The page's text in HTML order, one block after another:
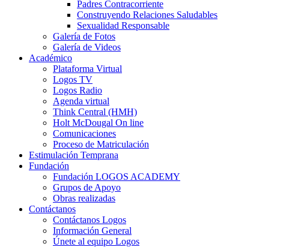
Padres Contracorriente
Construyendo Relaciones Saludables
Sexualidad Responsable
Galería de Fotos
Galería de Videos
Académico
Plataforma Virtual
Logos TV
Logos Radio
Agenda virtual
Think Central (HMH)
Holt McDougal On line
Comunicaciones
Proceso de Matriculación
Estimulación Temprana
Fundación
Fundación LOGOS ACADEMY
Grupos de Apoyo
Obras realizadas
Contáctanos
Contáctanos Logos
Información General
Únete al equipo Logos